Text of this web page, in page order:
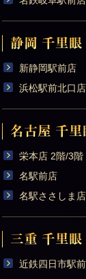
新静岡駅前店
浜松駅前北口
栄本店 2階/3階
名駅前店
名駅ささしま店
近鉄四日市駅